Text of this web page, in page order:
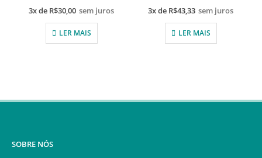
3x de R$30,00 sem juros
LER MAIS
3x de R$43,33 sem juros
LER MAIS
SOBRE NÓS